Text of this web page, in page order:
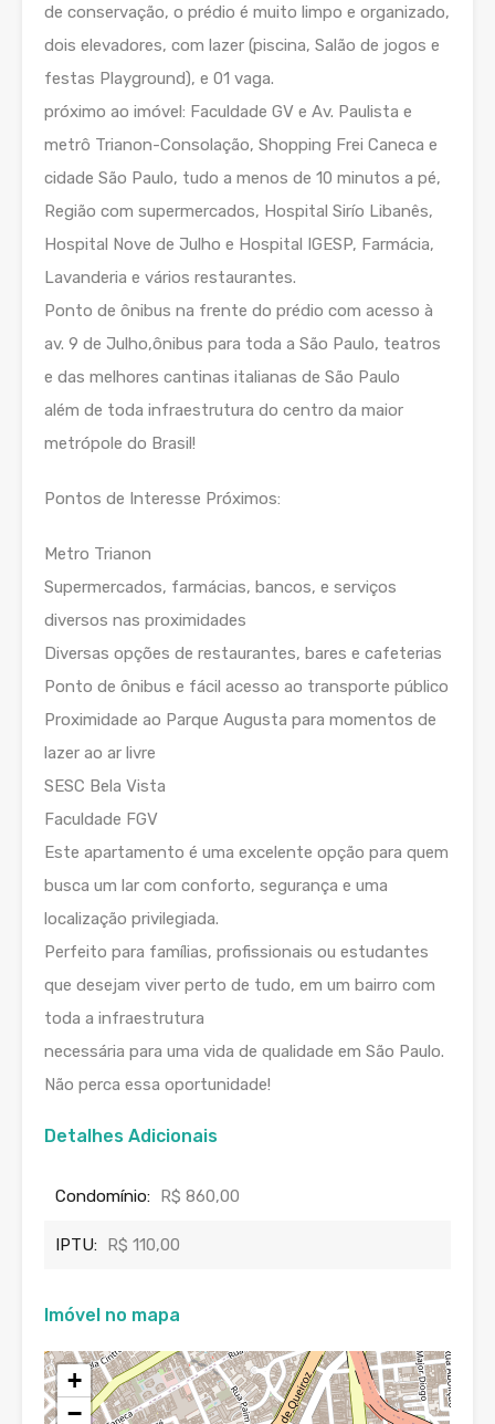
de conservação, o prédio é muito limpo e organizado,
dois elevadores, com lazer (piscina, Salão de jogos e
festas Playground), e 01 vaga.
próximo ao imóvel: Faculdade GV e Av. Paulista e
metrô Trianon-Consolação, Shopping Frei Caneca e
cidade São Paulo, tudo a menos de 10 minutos a pé,
Região com supermercados, Hospital Sirío Libanês,
Hospital Nove de Julho e Hospital IGESP, Farmácia,
Lavanderia e vários restaurantes.
Ponto de ônibus na frente do prédio com acesso à
av. 9 de Julho,ônibus para toda a São Paulo, teatros
e das melhores cantinas italianas de São Paulo
além de toda infraestrutura do centro da maior
metrópole do Brasil!
Pontos de Interesse Próximos:
Metro Trianon
Supermercados, farmácias, bancos, e serviços
diversos nas proximidades
Diversas opções de restaurantes, bares e cafeterias
Ponto de ônibus e fácil acesso ao transporte público
Proximidade ao Parque Augusta para momentos de
lazer ao ar livre
SESC Bela Vista
Faculdade FGV
Este apartamento é uma excelente opção para quem
busca um lar com conforto, segurança e uma
localização privilegiada.
Perfeito para famílias, profissionais ou estudantes
que desejam viver perto de tudo, em um bairro com
toda a infraestrutura
necessária para uma vida de qualidade em São Paulo.
Não perca essa oportunidade!
Detalhes Adicionais
Condomínio: R$ 860,00
IPTU: R$ 110,00
Imóvel no mapa
+
−